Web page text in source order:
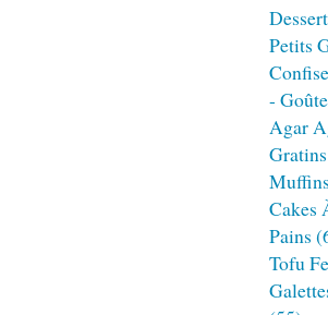
Petits
-
Agar
Cakes
Pains
Tofu